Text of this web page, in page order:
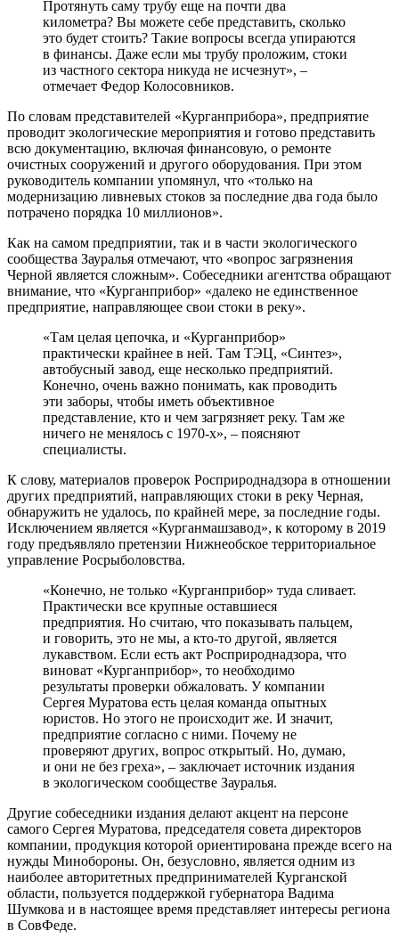
Протянуть саму трубу еще на почти два
километра? Вы можете себе представить, сколько
это будет стоить? Такие вопросы всегда упираются
в финансы. Даже если мы трубу проложим, стоки
из частного сектора никуда не исчезнут», –
отмечает Федор Колосовников.
По словам представителей «Курганприбора», предприятие
проводит экологические мероприятия и готово представить
всю документацию, включая финансовую, о ремонте
очистных сооружений и другого оборудования. При этом
руководитель компании упомянул, что «только на
модернизацию ливневых стоков за последние два года было
потрачено порядка 10 миллионов».
Как на самом предприятии, так и в части экологического
сообщества Зауралья отмечают, что «вопрос загрязнения
Черной является сложным». Собеседники агентства обращают
внимание, что «Курганприбор» «далеко не единственное
предприятие, направляющее свои стоки в реку».
«Там целая цепочка, и «Курганприбор»
практически крайнее в ней. Там ТЭЦ, «Синтез»,
автобусный завод, еще несколько предприятий.
Конечно, очень важно понимать, как проводить
эти заборы, чтобы иметь объективное
представление, кто и чем загрязняет реку. Там же
ничего не менялось с 1970-х», – поясняют
специалисты.
К слову, материалов проверок Росприроднадзора в отношении
других предприятий, направляющих стоки в реку Черная,
обнаружить не удалось, по крайней мере, за последние годы.
Исключением является «Курганмашзавод», к которому в 2019
году предъявляло претензии Нижнеобское территориальное
управление Росрыболовства.
«Конечно, не только «Курганприбор» туда сливает.
Практически все крупные оставшиеся
предприятия. Но считаю, что показывать пальцем,
и говорить, это не мы, а кто-то другой, является
лукавством. Если есть акт Росприроднадзора, что
виноват «Курганприбор», то необходимо
результаты проверки обжаловать. У компании
Сергея Муратова есть целая команда опытных
юристов. Но этого не происходит же. И значит,
предприятие согласно с ними. Почему не
проверяют других, вопрос открытый. Но, думаю,
и они не без греха», – заключает источник издания
в экологическом сообществе Зауралья.
Другие собеседники издания делают акцент на персоне
самого Сергея Муратова, председателя совета директоров
компании, продукция которой ориентирована прежде всего на
нужды Минобороны. Он, безусловно, является одним из
наиболее авторитетных предпринимателей Курганской
области, пользуется поддержкой губернатора Вадима
Шумкова и в настоящее время представляет интересы региона
в СовФеде.